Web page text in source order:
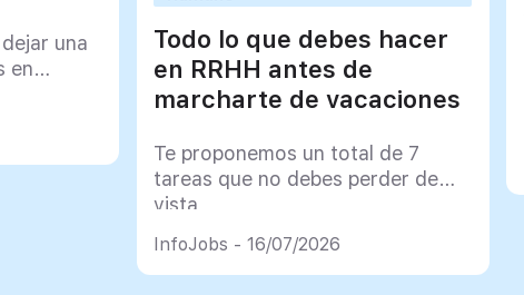
una
en
Todo lo que debes hacer
en RRHH antes de
marcharte de vacaciones
Te proponemos un total de 7
tareas que no debes perder de
vista
InfoJobs - 16/07/2026